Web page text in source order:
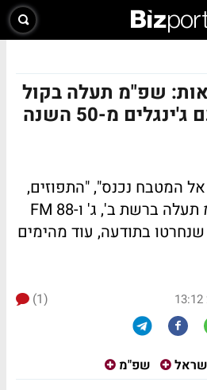
שפ"מ תעלה בקול
ישראל קמפיין עם ג'ינגלים מ-50 השנה
אל המטבח נכנס", "התפוזים,
התפוזים" ועוד. שפ"מ תעלה ברשת ב', ג' ו-88 FM
שנחרטו בתודעה, עוד מהימים
(1)
שפ"מ